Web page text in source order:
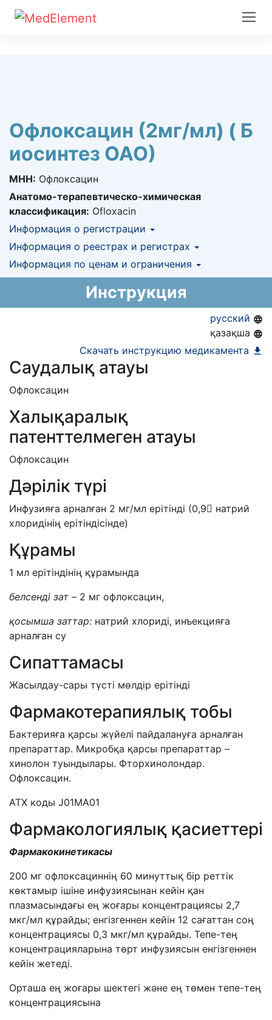
Офлоксацин (2мг/мл) ( Б
иосинтез ОАО)
МНН: Офлоксацин
Анатомо-терапевтическо-химическая
классификация: Ofloxacin
Информация о регистрации
Номер регистрации в РК:№ РК-ЛС-5№013760
Информация о регистрации в РК:18.06.2014 -
18.06.2019
Информация о реестрах и регистрах
КНФ (ЛС включено в Казахстанский
национальный формуляр лекарственных
Информация по ценам и ограничения
Инструкция
русский
қазақша
Скачать инструкцию медикамента
Саудалық атауы
Офлоксацин
Халықаралық
патенттелмеген атауы
Офлоксацин
Дәрілік түрі
Инфузияға арналған 2 мг/мл ерітінді (0,9 натрий
хлоридінің ерітіндісінде)
Құрамы
1 мл ерітіндінің құрамында
белсенді зат – 2 мг офлоксацин,
қосымша заттар: натрий хлориді, инъекцияға
арналған су
Сипаттамасы
Жасылдау-сары түсті мөлдір ерітінді
Фармакотерапиялық тобы
Бактерияға қарсы жүйелі пайдалануға арналған
препараттар. Микробқа қарсы препараттар –
хинолон туындылары. Фторхинолондар.
Офлоксацин.
АТХ коды J01МА01
Фармакологиялық қасиеттері
Фармакокинетикасы
200 мг офлоксациннің 60 минуттық бір реттік
көктамыр ішіне инфузиясынан кейін қан
плазмасындағы ең жоғары концентрациясы 2,7
мкг/мл құрайды; енгізгеннен кейін 12 сағаттан соң
концентрациясы 0,3 мкг/мл құрайды. Тепе-тең
концентрацияларына төрт инфузиясын енгізгеннен
кейін жетеді.
Орташа ең жоғары шектегі және ең төмен тепе-тең
концентрациясына